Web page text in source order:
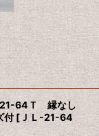
64Ｔ 縁なし
付[ＪＬ-21-64